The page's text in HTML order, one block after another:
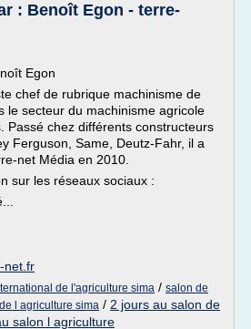
: Benoît Egon - terre-
Egon
chef de rubrique machinisme de
le secteur du machinisme agricole
Passé chez différents constructeurs
Ferguson, Same, Deutz-Fahr, il a
net Média en 2010.
sur les réseaux sociaux :
net.fr
de l'agriculture sima / salon de
l agriculture sima / 2 jours au salon de
salon l agriculture